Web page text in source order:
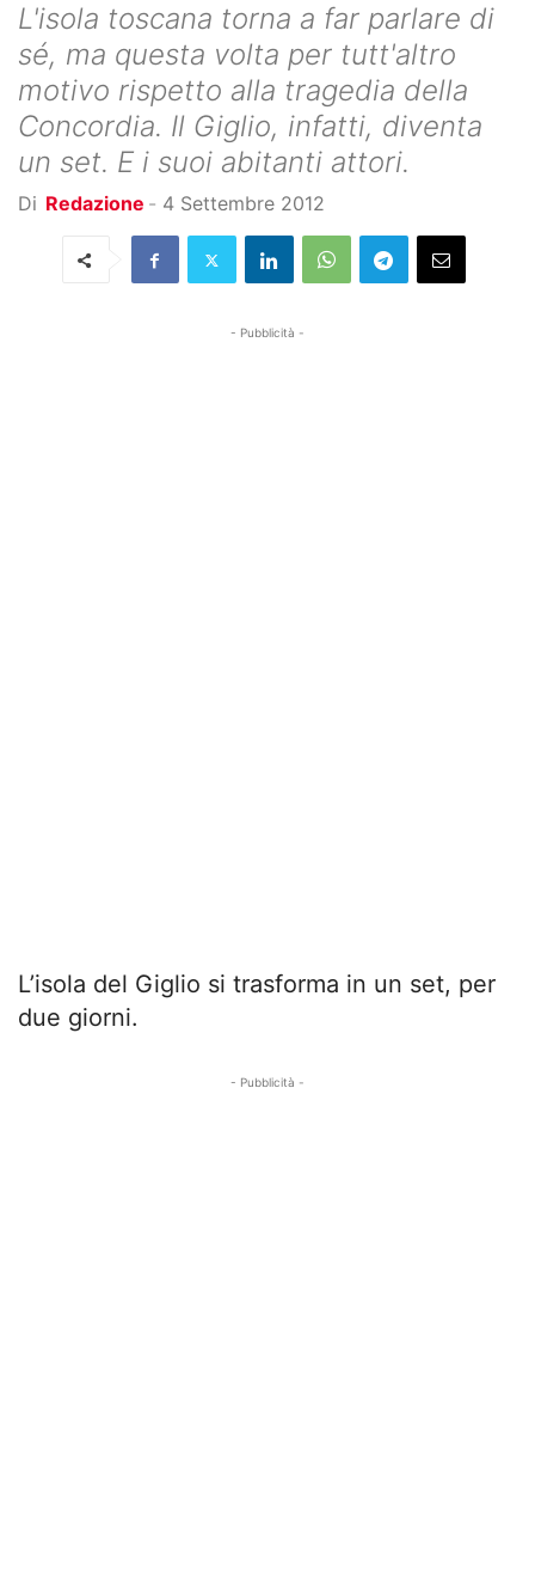
L'isola toscana torna a far parlare di
sé, ma questa volta per tutt'altro
motivo rispetto alla tragedia della
Concordia. Il Giglio, infatti, diventa
un set. E i suoi abitanti attori.
Di Redazione - 4 Settembre 2012
- Pubblicità -
L’isola del Giglio si trasforma in un set, per
due giorni.
- Pubblicità -